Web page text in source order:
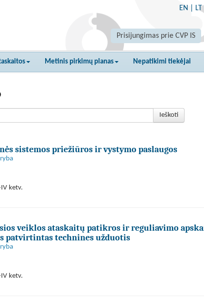
EN LT
Prisijungimas prie CVP IS
Metinis pirkimų planas Nepatikimi tiekėjai
Ieškoti
sistemos priežiūros ir vystymo paslaugos
ketv.
veiklos ataskaitų patikros ir reguliavimo
patvirtintas technines užduotis
ketv.